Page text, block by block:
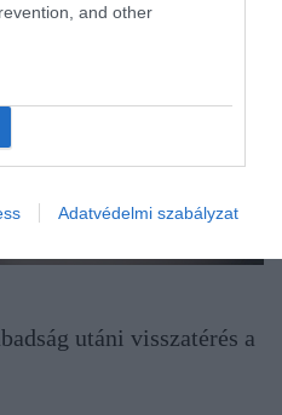
and other
Adatvédelmi szabályzat
utáni visszatérés a